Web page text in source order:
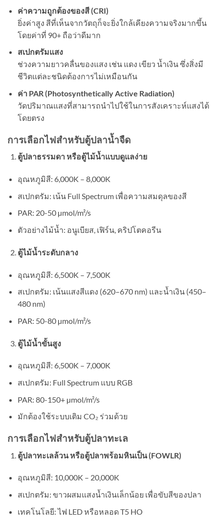
ค่าความถูกต้องของสี (CRI)
ยิ่งค่าสูง สีที่เห็นจากวัตถุก็จะยิ่งใกล้เคียงความจริงมากขึ้น
โดยค่าที่ 90+ ถือว่าดีมาก
สเปกตรัมแสง
ช่วงความยาวคลื่นของแสง เช่น แดง เขียว น้ำเงิน ซึ่งสิ่งมี
ชีวิตแต่ละชนิดต้องการไม่เหมือนกัน
ค่า PAR (Photosynthetically Active Radiation)
วัดปริมาณแสงที่สามารถนำไปใช้ในการสังเคราะห์แสงได้
โดยตรง
การเลือกไฟสำหรับตู้ปลาน้ำจืด
ตู้ปลาธรรมดา หรือตู้ไม้น้ำแบบดูแลง่าย
อุณหภูมิสี: 6,000K – 8,000K
สเปกตรัม: เน้น Full Spectrum เพื่อความสมดุลของสี
PAR: 20-50 µmol/m²/s
ตัวอย่างไม้น้ำ: อนูเบียส, เฟิร์น, คริปโตคอรีน
ตู้ไม้น้ำระดับกลาง
อุณหภูมิสี: 6,500K – 7,500K
สเปกตรัม: เน้นแสงสีแดง (620–670 nm) และน้ำเงิน (450–
480 nm)
PAR: 50-80 µmol/m²/s
ตู้ไม้น้ำขั้นสูง
อุณหภูมิสี: 6,500K – 7,000K
สเปกตรัม: Full Spectrum แบบ RGB
PAR: 80-150+ µmol/m²/s
มักต้องใช้ระบบเติม CO₂ ร่วมด้วย
การเลือกไฟสำหรับตู้ปลาทะเล
ตู้ปลาทะเลล้วน หรือตู้ปลาพร้อมหินเป็น (FOWLR)
อุณหภูมิสี: 10,000K – 20,000K
สเปกตรัม: ขาวผสมแสงน้ำเงินเล็กน้อย เพื่อขับสีของปลา
เทคโนโลยี: ไฟ LED หรือหลอด T5 HO